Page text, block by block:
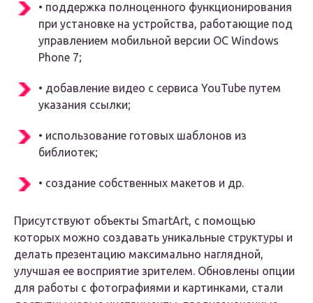
• поддержка полноценного функционирования
при установке на устройства, работающие под
управлением мобильной версии ОС Windows
Phone 7;
• добавление видео с сервиса YouTube путем
указания ссылки;
• использование готовых шаблонов из
библиотек;
• создание собственных макетов и др.
Присутствуют объекты SmartArt, с помощью
которых можно создавать уникальные структуры и
делать презентацию максимально наглядной,
улучшая ее восприятие зрителем. Обновлены опции
для работы с фотографиями и картинками, стали